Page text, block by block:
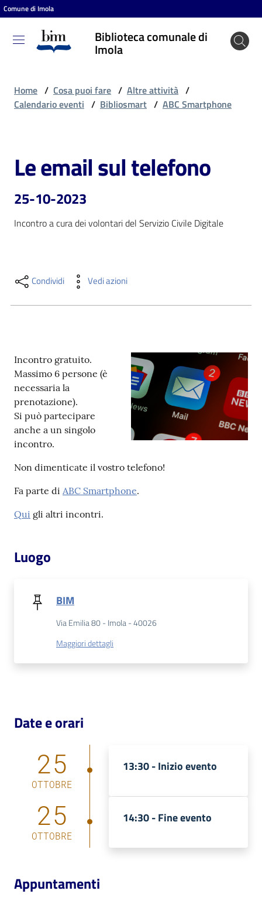
Vai al contenuto
Vai alla navigazione
Vai al footer
Comune di Imola
Biblioteca comunale di
Imola
Biblioteca
comunale
Cosa
puoi
fare
contenuti
Casa
Piani
storico
Decentrate
Patto
lettura
su
Catalogo
on line
Chiedi al
bibliotecario
Home / Cosa puoi fare / Altre attività /
Calendario eventi / Bibliosmart / ABC Smartphone
Salta al contenuto
Le email sul telefono
25-10-2023
Incontro a cura dei volontari del Servizio Civile Digitale
Condividi Vedi azioni
Incontro gratuito.
Massimo 6 persone (è
necessaria la
prenotazione).
Si può partecipare
anche a un singolo
incontro.
Non dimenticate il vostro telefono!
Fa parte di ABC Smartphone.
Qui gli altri incontri.
Luogo
BIM
Via Emilia 80 - Imola - 40026
Maggiori dettagli
Date e orari
25
OTTOBRE
13:30 -Inizio evento
25
OTTOBRE
14:30 -Fine evento
Appuntamenti